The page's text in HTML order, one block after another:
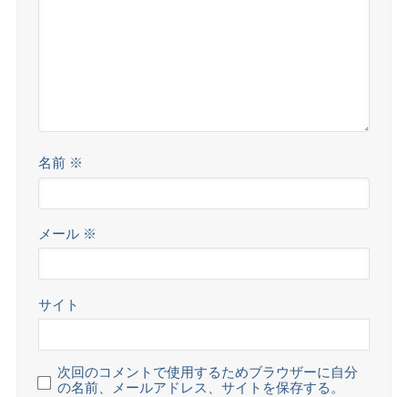
名前 ※
メール ※
サイト
次回のコメントで使用するためブラウザーに自分
の名前、メールアドレス、サイトを保存する。